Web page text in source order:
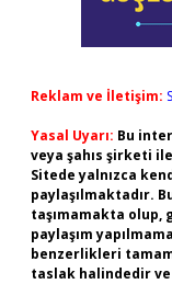
Reklam ve İletişim:
Yasal Uyarı: Bu
veya şahıs şirketi
Sitede yalnızca
paylaşılmaktadır.
taşımamakta olup,
paylaşım
benzerlikleri
taslak halindedir